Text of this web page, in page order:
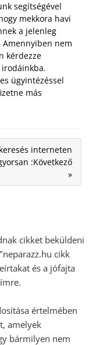
segítségével
mekkora havi
a jelenleg
nem
kérdezze
ügyintézéssel
más
interneten
:Következő
»
cikket beküldeni
cikk
és a jófajta
értelmében
amelyek
bármilyen nem